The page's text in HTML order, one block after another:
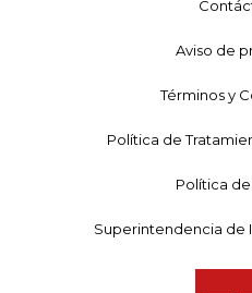
Aviso de
Términos y
Política de
Política
Superintendencia de